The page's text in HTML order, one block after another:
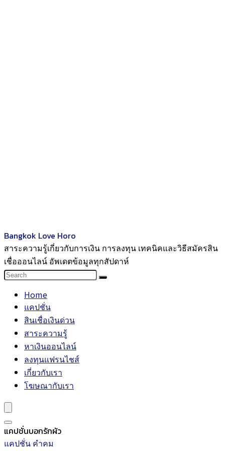
Bangkok Love Horo
สาระความรู้เกี่ยวกับการเงิน การลงทุน เทคนิคและวิธีสมัครสิน
เชื่อออนไลน์ อัพเดตข้อมูลทุกสัปดาห์
Home
แคปชั่น
สินเชื่อเงินด่วน
สาระความรู้
หาเงินออนไลน์
ลงทุนแฟรนไชส์
เกี่ยวกับเรา
โฆษณากับเรา
แคปชั่นบอกรักผัว
แคปชั่น คำคม